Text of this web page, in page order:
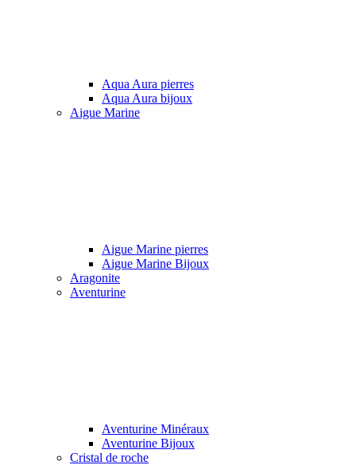
Aqua Aura pierres
Aqua Aura bijoux
Aigue Marine
Aigue Marine pierres
Aigue Marine Bijoux
Aragonite
Aventurine
Aventurine Minéraux
Aventurine Bijoux
Cristal de roche